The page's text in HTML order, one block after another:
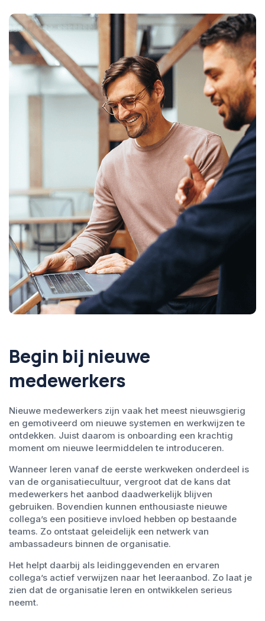
Begin bij nieuwe
medewerkers
Nieuwe medewerkers zijn vaak het meest nieuwsgierig
en gemotiveerd om nieuwe systemen en werkwijzen te
ontdekken. Juist daarom is onboarding een krachtig
moment om nieuwe leermiddelen te introduceren.
Wanneer leren vanaf de eerste werkweken onderdeel is
van de organisatiecultuur, vergroot dat de kans dat
medewerkers het aanbod daadwerkelijk blijven
gebruiken. Bovendien kunnen enthousiaste nieuwe
collega’s een positieve invloed hebben op bestaande
teams. Zo ontstaat geleidelijk een netwerk van
ambassadeurs binnen de organisatie.
Het helpt daarbij als leidinggevenden en ervaren
collega’s actief verwijzen naar het leeraanbod. Zo laat je
zien dat de organisatie leren en ontwikkelen serieus
neemt.